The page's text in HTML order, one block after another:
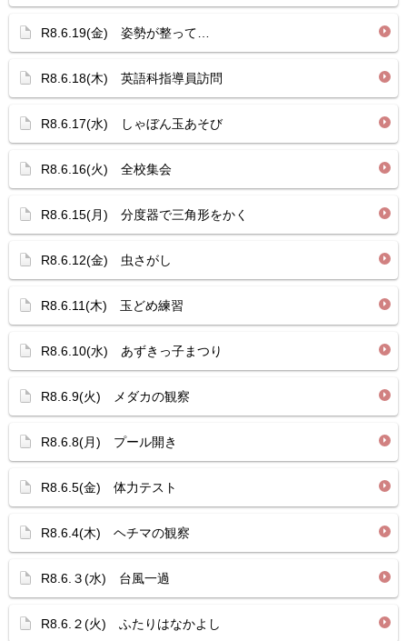
R8.6.19(金) 姿勢が整って…
R8.6.18(木) 英語科指導員訪問
R8.6.17(水) しゃぼん玉あそび
R8.6.16(火) 全校集会
R8.6.15(月) 分度器で三角形をかく
R8.6.12(金) 虫さがし
R8.6.11(木) 玉どめ練習
R8.6.10(水) あずきっ子まつり
R8.6.9(火) メダカの観察
R8.6.8(月) プール開き
R8.6.5(金) 体力テスト
R8.6.4(木) ヘチマの観察
R8.6.３(水) 台風一過
R8.6.２(火) ふたりはなかよし